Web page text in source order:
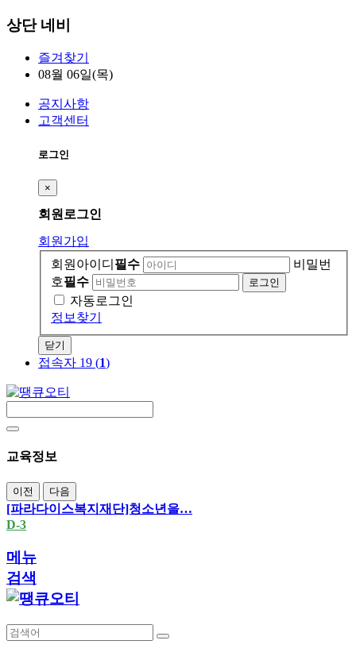
상단 네비
즐겨찾기
08월 06일(목)
공지사항
고객센터
로그인
×
회원 로그인
회원가입
회원아이디 필수
비밀번
호필수
자동로그인
정보찾기
닫기
접속자 19 (1)
교육정보
이전 다음
[파라다이스복지재단]청소년을…
D-3
메뉴
검색